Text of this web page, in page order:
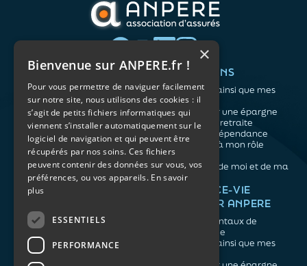
QUI SOMMES-NOUS ?
L'association
Notre organisation
L’équipe
Les atouts du contrat
associatif
VOS BESOINS
Me protéger ainsi que mes
proches
Me constituer une épargne
Préparer ma retraite
Anticiper la dépendance
Me préparer à mon rôle
d'aidant
Prendre soin de moi et de ma
santé
NOS ARTICLES
Retraite
Prévoyance
Dépendance
Aidants
ASSURANCE-VIE
FACILE PAR ANPERE
Les fondamentaux de
l'assurance vie
Me protéger ainsi que mes
×
Bienvenue sur ANPERE.fr !
Pour vous permettre de naviguer facilement
sur notre site, nous utilisons des cookies : il
s’agit de petits fichiers informatiques qui
viennent s’installer automatiquement sur le
logiciel de navigation et qui peuvent être
récupérés par nos soins. Ces fichiers
peuvent contenir des données sur vous, vos
préférences, ou vos appareils. En savoir
plus
ESSENTIELS
PERFORMANCE